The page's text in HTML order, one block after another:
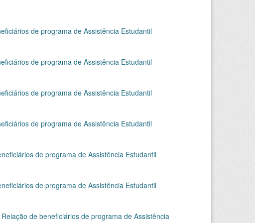
de programa de Assistência Estudantil
de programa de Assistência Estudantil
de programa de Assistência Estudantil
de programa de Assistência Estudantil
de programa de Assistência Estudantil
de programa de Assistência Estudantil
Relação de beneficiários de programa de Assistência